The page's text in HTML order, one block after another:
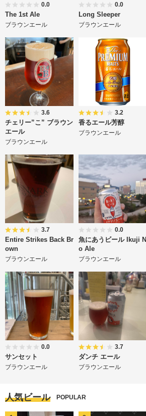
0.0
The 1st Ale
ブラウンエール
0.0
Long Sleeper
ブラウンエール
3.6
チェリー”こ” ブラウン
エール
ブラウンエール
3.2
香るエール芳醇
ブラウンエール
3.7
Entire Strikes Back Br
own
ブラウンエール
0.0
魚にあうビール Ikuji N
o Ale
ブラウンエール
0.0
サンセット
ブラウンエール
3.7
ダンチ エール
ブラウンエール
人気ビール POPULAR